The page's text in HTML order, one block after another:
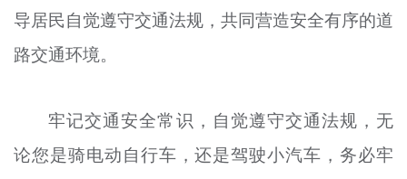
导居民自觉遵守交通法规，共同营造安全有序的道
路交通环境。
牢记交通安全常识，自觉遵守交通法规，无
论您是骑电动自行车，还是驾驶小汽车，务必牢